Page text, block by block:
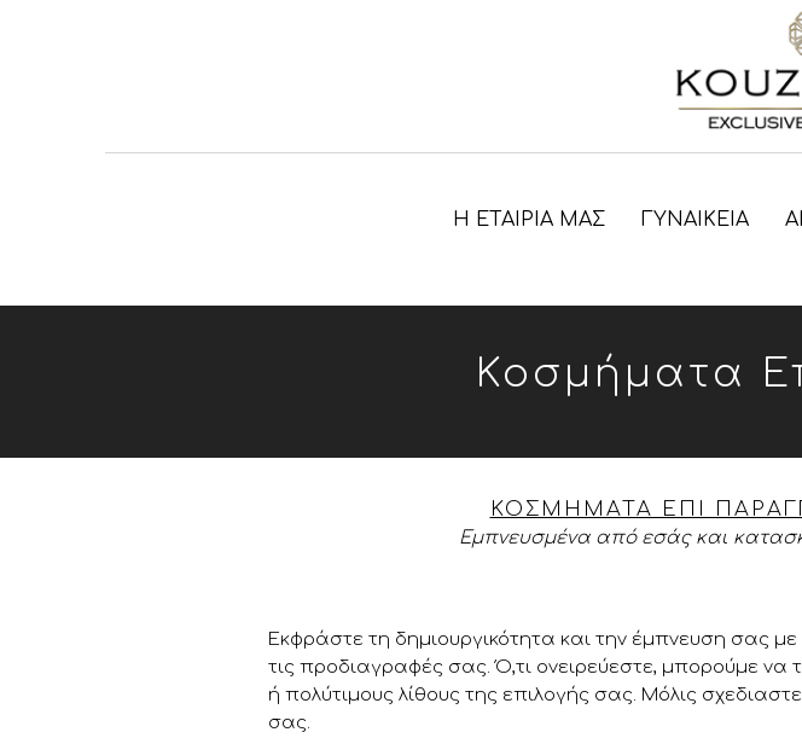
Η ΕΤΑΙΡΊΑ ΜΑΣ ΓΥΝΑΙΚΕΊΑ
Κοσμήματα
ΚΟΣΜΗΜΑΤΑ ΕΠΙ
Εμπνευσμένα από εσάς και
Εκφράστε τη δημιουργικότητα και την έμπνευση σας
τις προδιαγραφές σας. Ό,τι ονειρεύεστε, μπορούμε να
ή πολύτιμους λίθους της επιλογής σας. Μόλις
σας.